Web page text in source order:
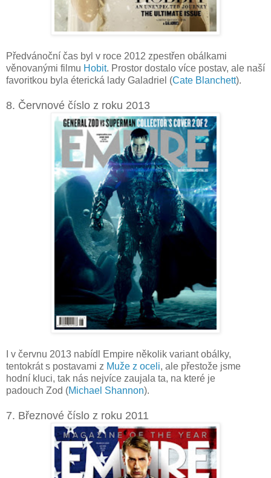
Předvánoční čas byl v roce 2012 zpestřen obálkami
věnovanými filmu Hobit. Prostor dostalo více postav, ale naší
favoritkou byla éterická lady Galadriel (Cate Blanchett).
8. Červnové číslo z roku 2013
I v červnu 2013 nabídl Empire několik variant obálky,
tentokrát s postavami z Muže z oceli, ale přestože jsme
hodní kluci, tak nás nejvíce zaujala ta, na které je
padouch Zod (Michael Shannon).
7. Březnové číslo z roku 2011